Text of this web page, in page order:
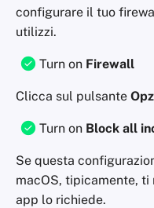
configurare il tuo
utilizzi.
Turn on Firewall
Clicca sul pulsante
Turn on Block all
Se questa
macOS, tipicamente,
app lo richiede.